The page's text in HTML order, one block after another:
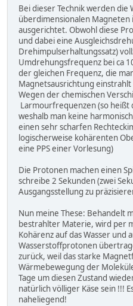
Bei dieser Technik werden
überdimensionalen Magneten
ausgerichtet. Obwohl diese
und dabei eine
Drehimpulserhaltungssatz)
Umdrehungsfrequenz bei ca
der gleichen Frequenz, die
Magnetsausrichtung
Wegen der chemischen
Larmourfrequenzen (so heißt
weshalb man keine
einen sehr scharfen
logischerweise kohärenten
eine PPS einer Vorlesung)
Die Protonen machen einen
schreibe 2 Sekunden (zwei
Ausgangsstellung zu
Nun meine These: Behandelt
bestrahlter Materie, wird per
Kohärenz auf das Wasser und
Wasserstoffprotonen
zurück, weil das starke
Wärmebewegung der
Tage um diesen Zustand
natürlich völliger Käse sein !!!
naheliegend!